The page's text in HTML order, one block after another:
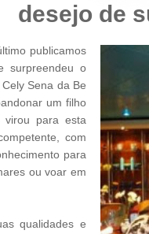
desejo de
publicamos
surpreendeu o
Sena da Be
um filho
virou para esta
com
para
ou voar em
qualidades e